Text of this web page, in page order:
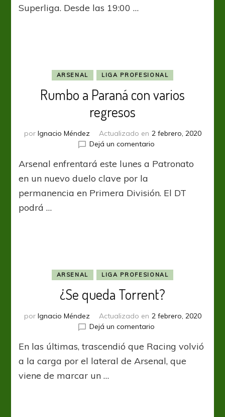
Superliga. Desde las 19:00 …
ARSENAL LIGA PROFESIONAL
Rumbo a Paraná con varios
regresos
por Ignacio Méndez Actualizado en 2 febrero, 2020
Dejá un comentarioen
a
varios
Arsenal enfrentará este lunes a Patronato
en un nuevo duelo clave por la
permanencia en Primera División. El DT
podrá …
ARSENAL LIGA PROFESIONAL
¿Se queda Torrent?
por Ignacio Méndez Actualizado en 2 febrero, 2020
Dejá un comentarioen
queda
Torrent?
En las últimas, trascendió que Racing volvió
a la carga por el lateral de Arsenal, que
viene de marcar un …